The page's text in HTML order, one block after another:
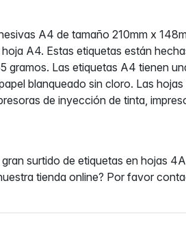
A4 de tamaño 210mm x
A4. Estas etiquetas están
gramos. Las etiquetas A4 tienen
blanqueado sin cloro. Las
de inyección de tinta,
surtido de etiquetas en hojas
tienda online? Por favor